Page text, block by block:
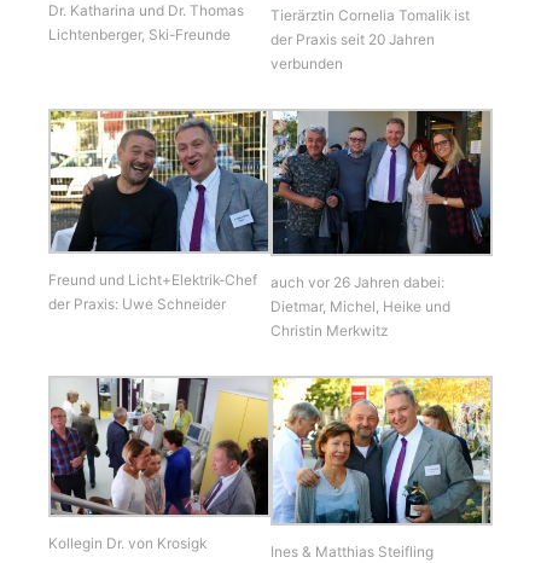
Dr. Katharina und Dr. Thomas
Lichtenberger, Ski-Freunde
Tierärztin Cornelia Tomalik ist
der Praxis seit 20 Jahren
verbunden
Freund und Licht+Elektrik-Chef
der Praxis: Uwe Schneider
auch vor 26 Jahren dabei:
Dietmar, Michel, Heike und
Christin Merkwitz
Kollegin Dr. von Krosigk Ines & Matthias Steifling